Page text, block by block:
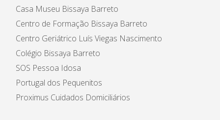
Casa Museu Bissaya Barreto
Centro de Formação Bissaya Barreto
Centro Geriátrico Luís Viegas Nascimento
Colégio Bissaya Barreto
SOS Pessoa Idosa
Portugal dos Pequenitos
Proximus Cuidados Domiciliários